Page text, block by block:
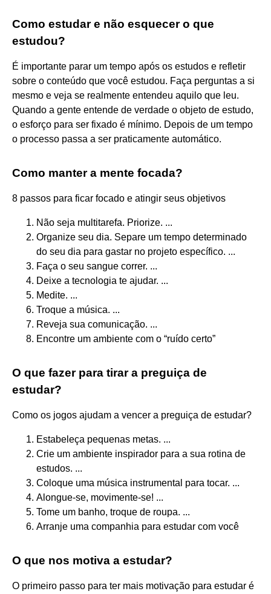
Como estudar e não esquecer o que
estudou?
É importante parar um tempo após os estudos e refletir
sobre o conteúdo que você estudou. Faça perguntas a si
mesmo e veja se realmente entendeu aquilo que leu.
Quando a gente entende de verdade o objeto de estudo,
o esforço para ser fixado é mínimo. Depois de um tempo
o processo passa a ser praticamente automático.
Como manter a mente focada?
8 passos para ficar focado e atingir seus objetivos
Não seja multitarefa. Priorize. ...
Organize seu dia. Separe um tempo determinado
do seu dia para gastar no projeto específico. ...
Faça o seu sangue correr. ...
Deixe a tecnologia te ajudar. ...
Medite. ...
Troque a música. ...
Reveja sua comunicação. ...
Encontre um ambiente com o “ruído certo”
O que fazer para tirar a preguiça de
estudar?
Como os jogos ajudam a vencer a preguiça de estudar?
Estabeleça pequenas metas. ...
Crie um ambiente inspirador para a sua rotina de
estudos. ...
Coloque uma música instrumental para tocar. ...
Alongue-se, movimente-se! ...
Tome um banho, troque de roupa. ...
Arranje uma companhia para estudar com você
O que nos motiva a estudar?
O primeiro passo para ter mais motivação para estudar é